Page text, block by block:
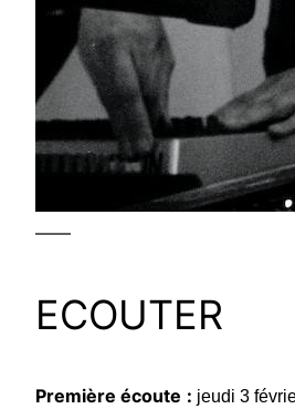
——
ECOUTER
Première écoute : jeudi 3